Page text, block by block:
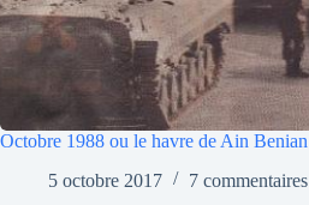
Octobre 1988 ou le havre de Ain Benian
5 octobre 2017
7 commentaires